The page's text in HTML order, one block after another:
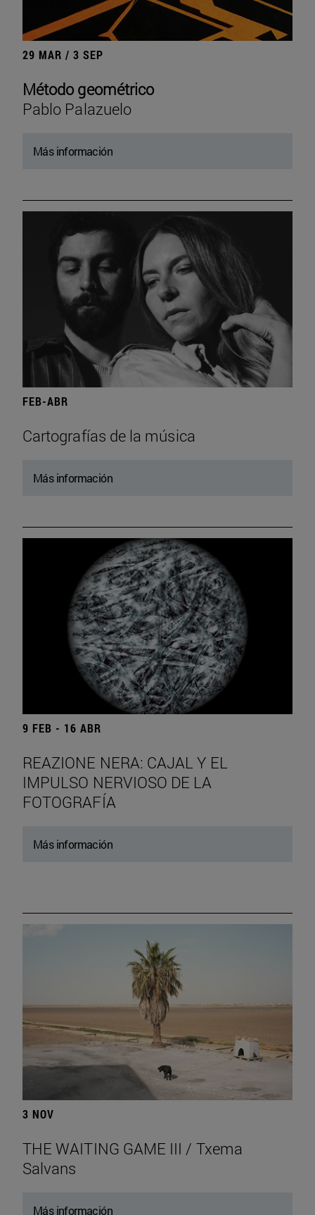
29 MAR / 3 SEP
Método geométrico
Pablo Palazuelo
Más información
FEB-ABR
Cartografías de la música
Más información
9 FEB - 16 ABR
REAZIONE NERA: CAJAL Y EL
IMPULSO NERVIOSO DE LA
FOTOGRAFÍA
Más información
3 NOV
THE WAITING GAME III / Txema
Salvans
Más información